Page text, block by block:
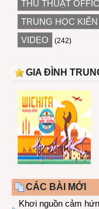
THỦ THUẬT
TRUNG HỌC
VIDEO (242)
GIA ĐÌNH
CÁC BÀI MỚI
Khơi nguồn cảm